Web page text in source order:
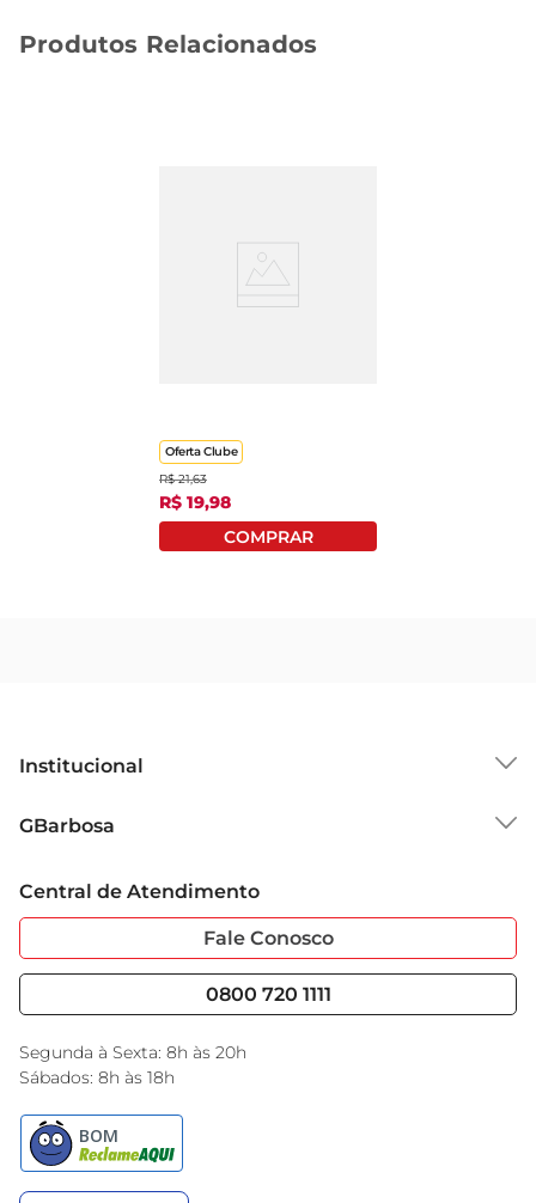
Produtos Relacionados
Oferta Clube
R$ 21,63
R$ 19,98
Institucional
Grupo Cencosud
Sobre Privacidade
Portal do Fornecedo
Nossas Lojas
GBarbosa
Garantia Estendida
Serviços
Black Friday
Encarte do Dia
Central de Atendimento
Fale Conosco
0800 720 1111
Segunda à Sexta: 8h às 20h
Sábados: 8h às 18h